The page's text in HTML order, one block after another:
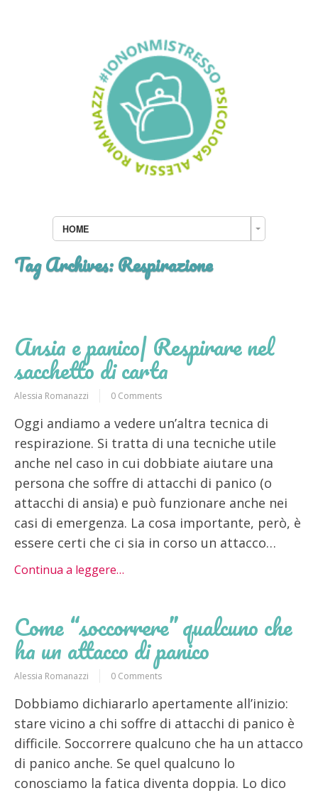
HOME
Tag Archives:Respirazione
Ansia e panico| Respirare nel
sacchetto di carta
Alessia Romanazzi 0 Comments
Oggi andiamo a vedere un’altra tecnica di
respirazione. Si tratta di una tecniche utile
anche nel caso in cui dobbiate aiutare una
persona che soffre di attacchi di panico (o
attacchi di ansia) e può funzionare anche nei
casi di emergenza. La cosa importante, però, è
essere certi che ci sia in corso un attacco…
Continua a leggere…
Come “soccorrere” qualcuno che
ha un attacco di panico
Alessia Romanazzi 0 Comments
Dobbiamo dichiararlo apertamente all’inizio:
stare vicino a chi soffre di attacchi di panico è
difficile. Soccorrere qualcuno che ha un attacco
di panico anche. Se quel qualcuno lo
conosciamo la fatica diventa doppia. Lo dico